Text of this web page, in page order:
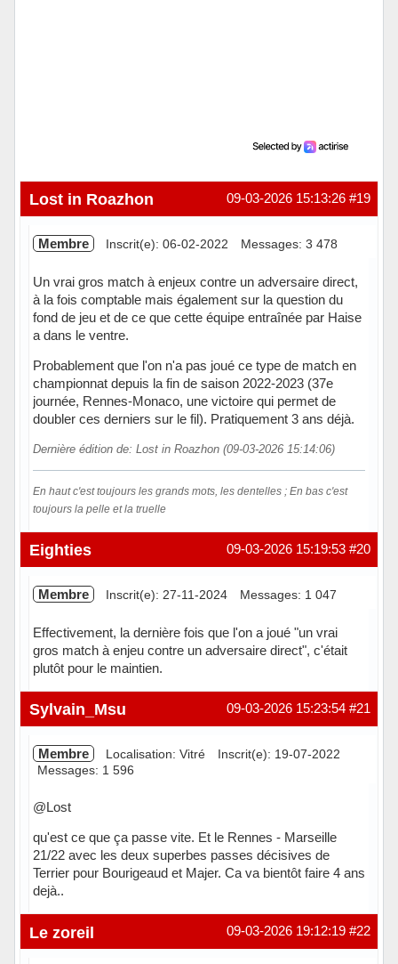
#19
09-03-2026 15:13:26
Lost in Roazhon
Membre Inscrit(e): 06-02-2022 Messages: 3 478
Un vrai gros match à enjeux contre un adversaire direct,
à la fois comptable mais également sur la question du
fond de jeu et de ce que cette équipe entraînée par Haise
a dans le ventre.
Probablement que l'on n'a pas joué ce type de match en
championnat depuis la fin de saison 2022-2023 (37e
journée, Rennes-Monaco, une victoire qui permet de
doubler ces derniers sur le fil). Pratiquement 3 ans déjà.
Dernière édition de: Lost in Roazhon (09-03-2026 15:14:06)
En haut c'est toujours les grands mots, les dentelles ; En bas c'est
toujours la pelle et la truelle
Hors ligne #20
09-03-2026 15:19:53
Eighties
Membre Inscrit(e): 27-11-2024 Messages: 1 047
Effectivement, la dernière fois que l'on a joué "un vrai
gros match à enjeu contre un adversaire direct", c'était
plutôt pour le maintien.
Hors ligne #21
09-03-2026 15:23:54
Sylvain_Msu
Membre Localisation: Vitré
Inscrit(e): 19-07-2022
Messages: 1 596
@Lost
qu'est ce que ça passe vite. Et le Rennes - Marseille
21/22 avec les deux superbes passes décisives de
Terrier pour Bourigeaud et Majer. Ca va bientôt faire 4 ans
dejà..
En ligne #22
09-03-2026 19:12:19
Le zoreil